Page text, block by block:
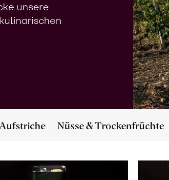
unsere
Nüsse & Trockenfrüchte